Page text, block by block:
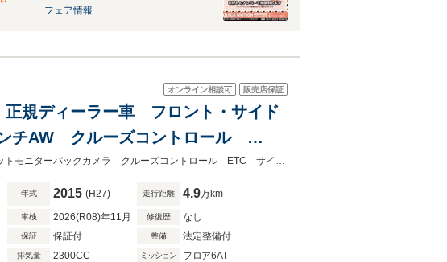
フェア情報
オンライン相談可 販売店保証
正規ディーラー車 フロント・サイド
チAW クルーズコントロール
レザーシート 純正18AW スマートキー ブラインドスポットモニターバックカメラ クルーズコントロール ETC サイドモニター
年式 2015 (H27) 走行距離 4.9万km
車検 2026(R08)年11月 修復歴 なし
保証 保証付 整備 法定整備付
排気量 2300CC ミッション フロア6AT